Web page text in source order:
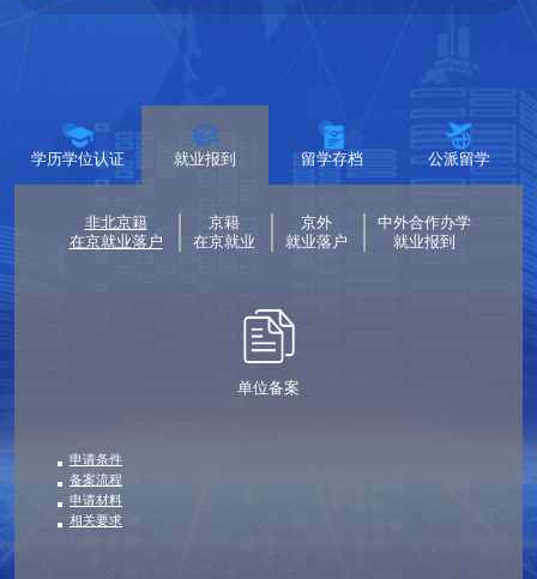
学历学位认证 就业报到 留学存档 公派留学
非北京籍
在京就业落户
京籍
在京就业
京外
就业落户
中外合作办学
就业报到
单位备案
申请条件
备案流程
申请材料
相关要求